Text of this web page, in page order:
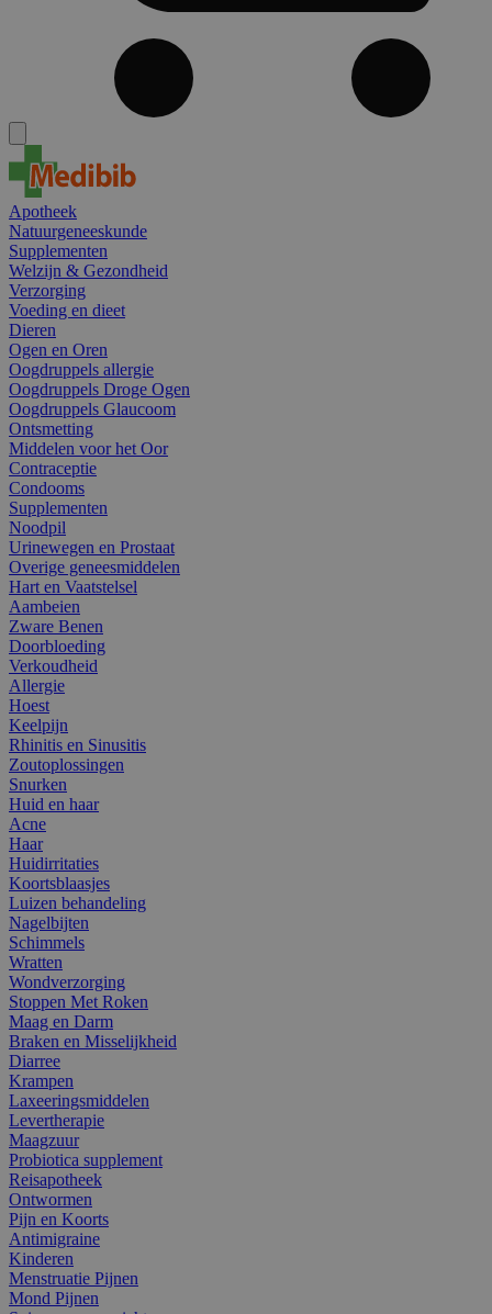
Apotheek
Natuurgeneeskunde
Supplementen
Welzijn & Gezondheid
Verzorging
Voeding en dieet
Dieren
Ogen en Oren
Oogdruppels allergie
Oogdruppels Droge Ogen
Oogdruppels Glaucoom
Ontsmetting
Middelen voor het Oor
Contraceptie
Condooms
Supplementen
Noodpil
Urinewegen en Prostaat
Overige geneesmiddelen
Hart en Vaatstelsel
Aambeien
Zware Benen
Doorbloeding
Verkoudheid
Allergie
Hoest
Keelpijn
Rhinitis en Sinusitis
Zoutoplossingen
Snurken
Huid en haar
Acne
Haar
Huidirritaties
Koortsblaasjes
Luizen behandeling
Nagelbijten
Schimmels
Wratten
Wondverzorging
Stoppen Met Roken
Maag en Darm
Braken en Misselijkheid
Diarree
Krampen
Laxeeringsmiddelen
Levertherapie
Maagzuur
Probiotica supplement
Reisapotheek
Ontwormen
Pijn en Koorts
Antimigraine
Kinderen
Menstruatie Pijnen
Mond Pijnen